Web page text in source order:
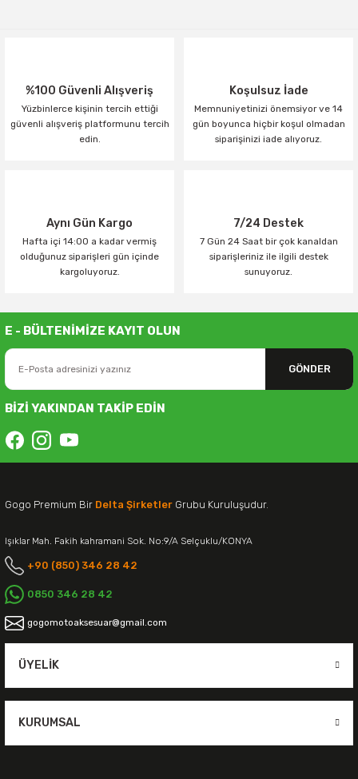
%100 Güvenli Alışveriş
Yüzbinlerce kişinin tercih ettiği
güvenli alışveriş platformunu tercih
edin.
Koşulsuz İade
Memnuniyetinizi önemsiyor ve 14
gün boyunca hiçbir koşul olmadan
siparişinizi iade alıyoruz.
Aynı Gün Kargo
Hafta içi 14:00 a kadar vermiş
olduğunuz siparişleri gün içinde
kargoluyoruz.
7/24 Destek
7 Gün 24 Saat bir çok kanaldan
siparişleriniz ile ilgili destek
sunuyoruz.
E - BÜLTENİMİZE KAYIT OLUN
GÖNDER
BİZİ YAKINDAN TAKİP EDİN
Gogo Premium Bir Delta Şirketler Grubu Kuruluşudur.
Işıklar Mah. Fakih kahramani Sok. No:9/A Selçuklu/KONYA
+90 (850) 346 28 42
0850 346 28 42
gogomotoaksesuar@gmail.com
ÜYELIK
KURUMSAL